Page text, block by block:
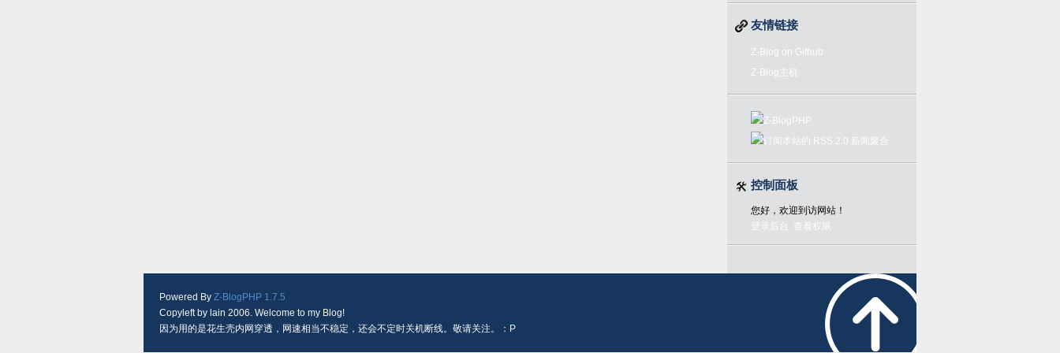
友情链接
Z-Blog on Github
Z-Blog主机
控制面板
您好，欢迎到访网站！
登录后台
查看权限
Powered By Z-BlogPHP 1.7.5
Copyleft by lain 2006. Welcome to my Blog!
因为用的是花生壳内网穿透，网速相当不稳定，还会不定时关机断线。敬请关注。：P